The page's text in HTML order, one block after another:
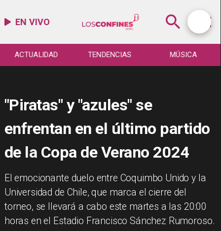
EN VIVO
ACTUALIDAD TENDENCIAS MÚSICA
"Piratas" y "azules" se
enfrentan en el último partido
de la Copa de Verano 2024
El emocionante duelo entre Coquimbo Unido y la
Universidad de Chile, que marca el cierre del
torneo, se llevará a cabo este martes a las 20:00
horas en el Estadio Francisco Sánchez Rumoroso.